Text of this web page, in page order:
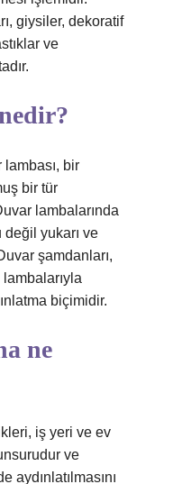
giysiler, dekoratif
ve
lambası, bir
bir tür
lambalarında
değil yukarı ve
şamdanları,
biçimidir.
ne
iş yeri ve ev
ve
aydınlatılmasını